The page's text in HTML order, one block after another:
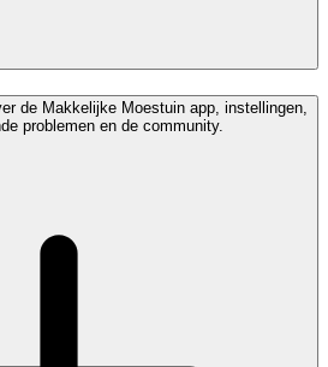
de Makkelijke Moestuin app, instellingen,
problemen en de community.